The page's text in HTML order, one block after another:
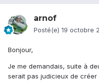
arnof
Posté(e) 19 octobre
Bonjour,
Je me demandais, suite à
serait pas judicieux de